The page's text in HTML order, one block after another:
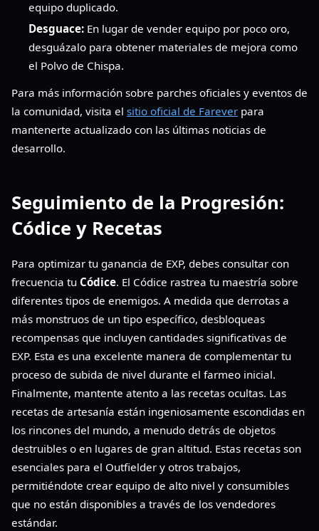
equipo duplicado.
Desguace: En lugar de vender equipo por poco oro,
desguázalo para obtener materiales de mejora como
el Polvo de Chispa.
Para más información sobre parches oficiales y eventos de
la comunidad, visita el sitio oficial de Farever para
mantenerte actualizado con las últimas noticias de
desarrollo.
Seguimiento de la Progresión:
Códice y Recetas
Para optimizar tu ganancia de EXP, debes consultar con
frecuencia tu Códice. El Códice rastrea tu maestría sobre
diferentes tipos de enemigos. A medida que derrotas a
más monstruos de un tipo específico, desbloqueas
recompensas que incluyen cantidades significativas de
EXP. Esta es una excelente manera de complementar tu
proceso de subida de nivel durante el farmeo inicial.
Finalmente, mantente atento a las recetas ocultas. Las
recetas de artesanía están ingeniosamente escondidas en
los rincones del mundo, a menudo detrás de objetos
destruibles o en lugares de gran altitud. Estas recetas son
esenciales para el Outfielder y otros trabajos,
permitiéndote crear equipo de alto nivel y consumibles
que no están disponibles a través de los vendedores
estándar.